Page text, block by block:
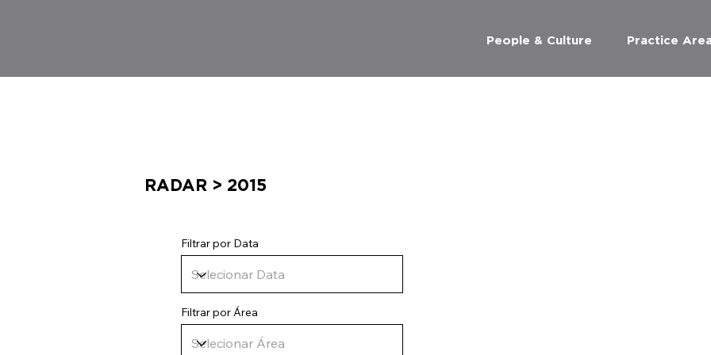
People & Culture Practice
RADAR> 2015
Filtrar por Data
Filtrar por Área